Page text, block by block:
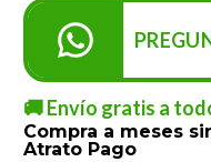
🚚 Envío gratis a
Compra a meses
Atrato Pago